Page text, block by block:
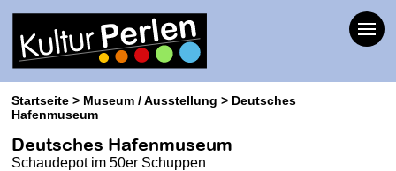
Startseite Museum / Ausstellung
Deutsches
Hafenmuseum
Deutsches Hafenmuseum
Schaudepot im 50er Schuppen